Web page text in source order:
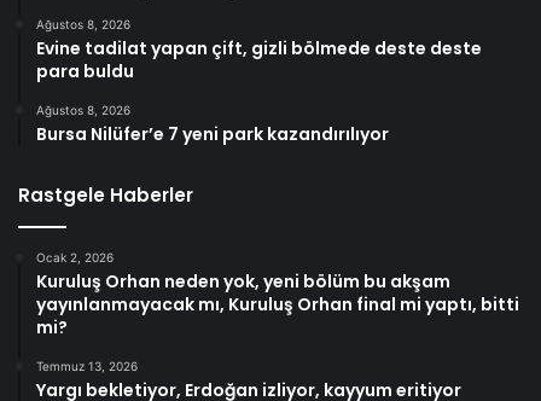
Ağustos 8, 2026
Evine tadilat yapan çift, gizli bölmede deste deste
para buldu
Ağustos 8, 2026
Bursa Nilüfer’e 7 yeni park kazandırılıyor
Rastgele Haberler
Ocak 2, 2026
Kuruluş Orhan neden yok, yeni bölüm bu akşam
yayınlanmayacak mı, Kuruluş Orhan final mi yaptı, bitti
mi?
Temmuz 13, 2026
Yargı bekletiyor, Erdoğan izliyor, kayyum eritiyor